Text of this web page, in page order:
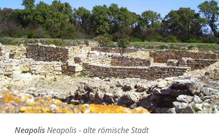
NeapolisNeapolis - alte römische Stadt